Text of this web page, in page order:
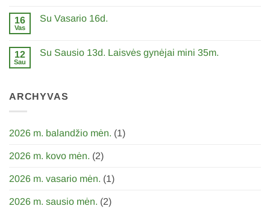
įraše
Lietuvos
nepriklausombės
16
Vas
Su Vasario 16d.
Su
12
Sau
Su Sausio 13d. Laisvės gynėjai mini 35m.
Sausio
35m.
ARCHYVAS
2026 m. balandžio mėn. (1)
2026 m. kovo mėn. (2)
2026 m. vasario mėn. (1)
2026 m. sausio mėn. (2)